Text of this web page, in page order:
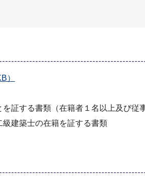
）
証する書類（在籍者１名以上及び従
建築士の在籍を証する書類